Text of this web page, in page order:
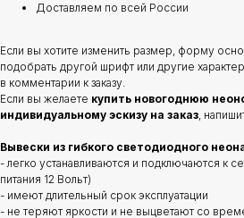
Доставляем по всей России
Если вы хотите изменить размер, форму
подобрать другой шрифт или другие
в комментарии к заказу.
Если вы желаете купить новогоднюю
индивидуальному эскизу на заказ,
Вывески из гибкого светодиодного
- легко устанавливаются и подключаются к
питания 12 Вольт)
- имеют длительный срок эксплуатации
- не теряют яркости и не выцветают со